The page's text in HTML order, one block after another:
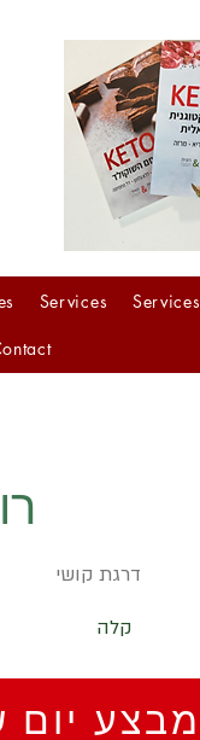
Services
Services
דרגת קושי
קלה
מבצע יום